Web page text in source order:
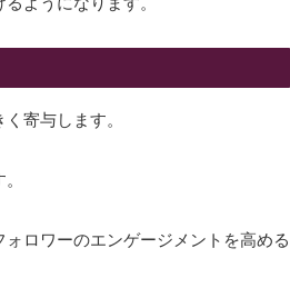
寄与します。
ロワーのエンゲージメントを高める